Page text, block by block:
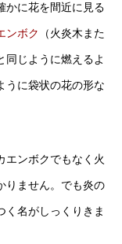
かに花を間近に見る
ンボク （火炎木また
同じように燃えるよ
うに袋状の花の形な
エンボクでもなく火
りません。でも炎の
く名がしっくりきま